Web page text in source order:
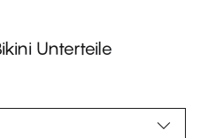
Unterteile